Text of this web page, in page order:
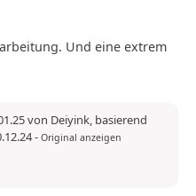
Und eine extrem
von Deiyink, basierend
- Original anzeigen